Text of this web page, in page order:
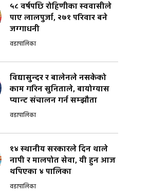
५८ वर्षपछि रोहिणीका स्ववासीले
पाए लालपुर्जा, २७१ परिवार बने
जग्गाधनी
वडापालिका
विद्यासुन्दर र बालेनले नसकेको
काम गरिन सुनिताले, बायोग्यास
प्यान्ट संचालन गर्न सम्झौता
वडापालिका
१४ स्थानीय सरकारले दिन थाले
नापी र मालपोत सेवा, यी हुन आज
थपिएका ४ पालिका
वडापालिका